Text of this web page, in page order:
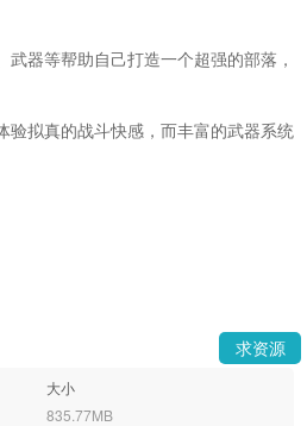
器等帮助自己打造一个超强的部落，
验拟真的战斗快感，而丰富的武器系统
求资源
大小
835.77MB